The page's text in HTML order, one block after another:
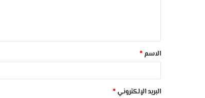
الاسم*
البريد الإلكتروني *